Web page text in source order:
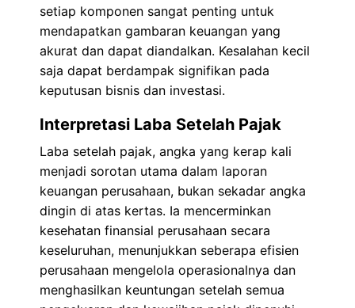
setiap komponen sangat penting untuk
mendapatkan gambaran keuangan yang
akurat dan dapat diandalkan. Kesalahan kecil
saja dapat berdampak signifikan pada
keputusan bisnis dan investasi.
Interpretasi Laba Setelah Pajak
Laba setelah pajak, angka yang kerap kali
menjadi sorotan utama dalam laporan
keuangan perusahaan, bukan sekadar angka
dingin di atas kertas. Ia mencerminkan
kesehatan finansial perusahaan secara
keseluruhan, menunjukkan seberapa efisien
perusahaan mengelola operasionalnya dan
menghasilkan keuntungan setelah semua